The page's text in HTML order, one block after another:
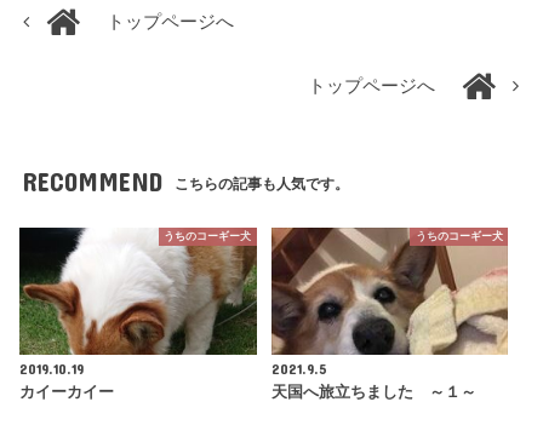
トップページへ
トップページへ
RECOMMEND こちらの記事も人気です。
うちのコーギー犬
2019.10.19
カイーカイー
うちのコーギー犬
2021.9.5
天国へ旅立ちました ～１～